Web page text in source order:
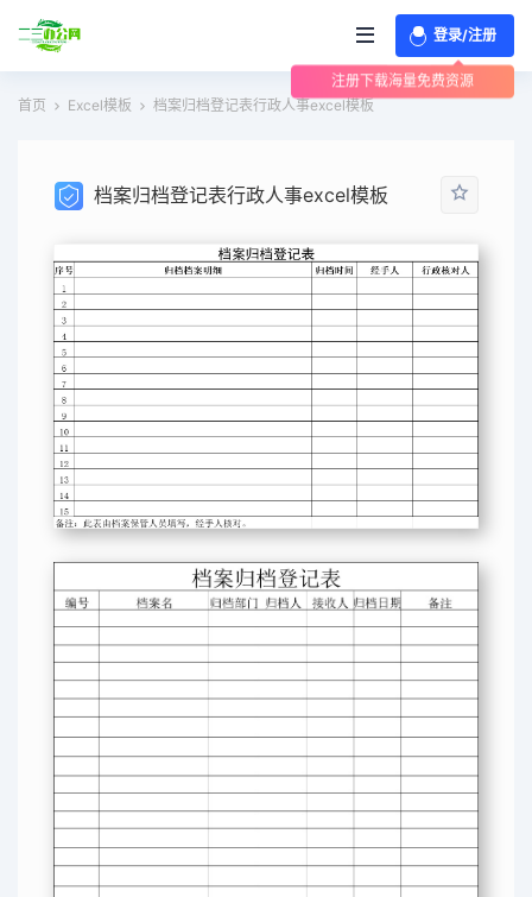
登录/注册
注册下载海量免费资源
首页
Excel模板 档案归档登记表行政人事excel模板
档案归档登记表行政人事excel模板